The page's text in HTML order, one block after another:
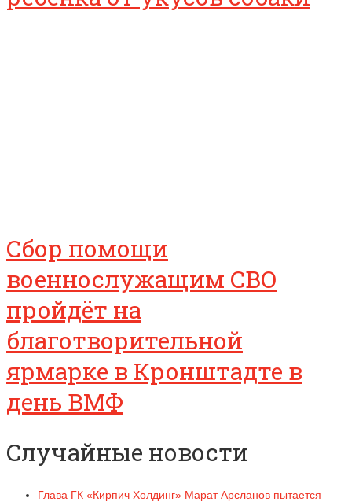
Сбор помощи
военнослужащим СВО
пройдёт на
благотворительной
ярмарке в Кронштадте в
день ВМФ
Случайные новости
Глава ГК «Кирпич Холдинг» Марат Арсланов пытается